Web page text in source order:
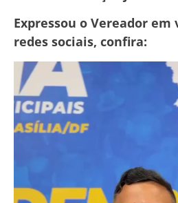
Expressou o Vereador em
redes sociais, confira:
Tocador
de
vídeo